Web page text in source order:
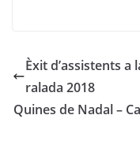
Èxit d’assistents
ralada 2018
Quines de Nadal –